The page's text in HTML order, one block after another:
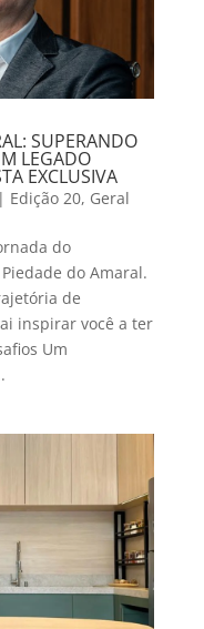
SUPERANDO
LEGADO
EXCLUSIVA
Edição 20, Geral
do
do Amaral.
de
inspirar você a ter
Um